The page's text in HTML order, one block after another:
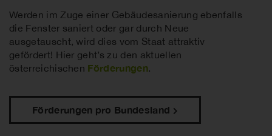
Werden im Zuge einer Gebäudesanierung ebenfalls
die Fenster saniert oder gar durch Neue
ausgetauscht, wird dies vom Staat attraktiv
gefördert! Hier geht’s zu den aktuellen
österreichischen Förderungen.
Förderungen pro Bundesland